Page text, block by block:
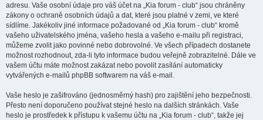
adresu. Vaše osobní údaje pro váš účet na „Kia forum - club“ jsou chráněny
zákony o ochraně osobních údajů a dat, které jsou platné v zemi, ve které
sídlíme. Jakékoliv jiné informace požadované od „Kia forum - club“ kromě
vašeho uživatelského jména, vašeho hesla a vašeho e-mailu při registraci,
můžeme zvolit jako povinné nebo dobrovolné. Ve všech případech dostanete
možnost rozhodnout, zda-li tyto informace budou veřejně zobrazitelné. Dále ve
vašem účtu máte možnost zakázat nebo povolit zasílání automaticky
vytvářených e-mailů phpBB softwarem na váš e-mail.
Vaše heslo je zašifrováno (jednosměrný hash) pro zajištění jeho bezpečnosti.
Přesto není doporučeno používat stejné heslo na dalších stránkách. Vaše
heslo je prostředek k přístupu k vašemu účtu na „Kia forum - club“, takže jej